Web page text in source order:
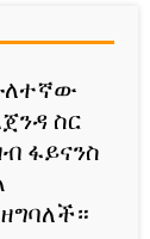
ስር
ፋይናንስ